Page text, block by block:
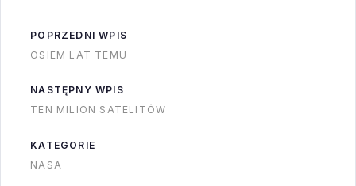
POPRZEDNI WPIS
OSIEM LAT TEMU
NASTĘPNY WPIS
TEN MILION SATELITÓW
KATEGORIE
NASA